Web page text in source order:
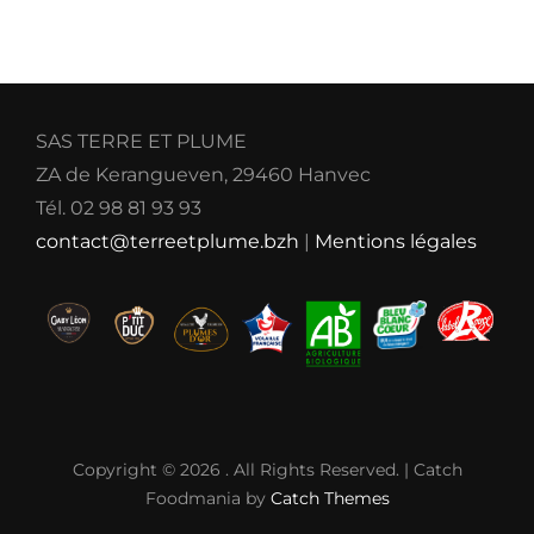
SAS TERRE ET PLUME
ZA de Kerangueven, 29460 Hanvec
Tél. 02 98 81 93 93
contact@terreetplume.bzh | Mentions légales
Copyright © 2026 . All Rights Reserved. | Catch
Foodmania by Catch Themes